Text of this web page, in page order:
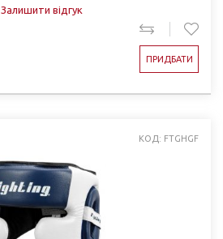
Залишити відгук
ПРИДБАТИ
КОД: FTGHGF